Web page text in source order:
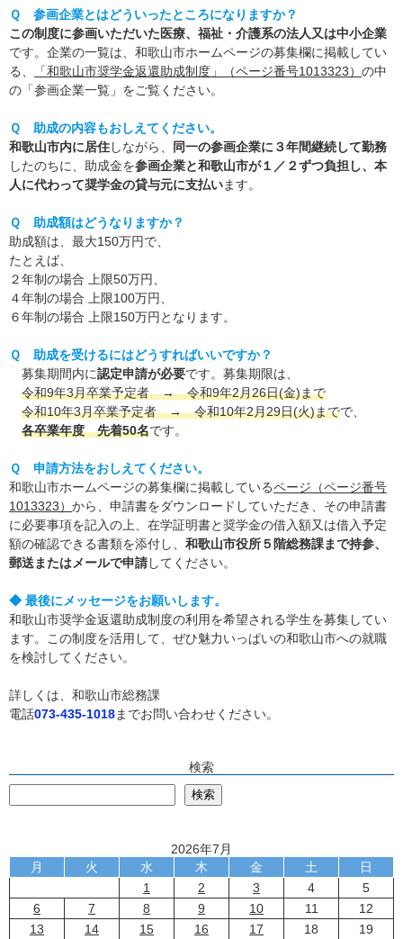
Ｑ 参画企業とはどういったところになりますか？
この制度に参画いただいた医療、福祉・介護系の法人又は中小企業
です。企業の一覧は、和歌山市ホームページの募集欄に掲載してい
る、
「和歌山市奨学金返還助成制度」（ページ番号1013323） の中
の「参画企業一覧」をご覧ください。
Ｑ 助成の内容もおしえてください。
和歌山市内に居住しながら、
同一の参画企業に３年間継続して勤務
したのちに、助成金を参画企業と和歌山市が１／２ずつ負担し、本
人に代わって奨学金の貸与元に支払います。
Ｑ 助成額はどうなりますか？
助成額は、最大150万円で、
たとえば、
２年制の場合 上限50万円、
４年制の場合 上限100万円、
６年制の場合 上限150万円となります。
Ｑ 助成を受けるにはどうすればいいですか？
募集期間内に認定申請が必要です。募集期限は、
令和9年3月卒業予定者 → 令和9年2月26日(金)まで
令和10年3月卒業予定者 → 令和10年2月29日(火)までで、
各卒業年度 先着50名です。
Ｑ 申請方法をおしえてください。
和歌山市ホームページの募集欄に掲載しているページ（ページ番号
1013323） から、申請書をダウンロードしていただき、その申請書
に必要事項を記入の上、在学証明書と奨学金の借入額又は借入予定
額の確認できる書類を添付し、 和歌山市役所５階総務課まで持参、
郵送またはメールで申請してください。
◆ 最後にメッセージをお願いします。
和歌山市奨学金返還助成制度の利用を希望される学生を募集してい
ます。この制度を活用して、ぜひ魅力いっぱいの和歌山市への就職
を検討してください。
詳しくは、和歌山市総務課
電話073-435-1018までお問い合わせください。
検索
検索
2026年7月
月
火 水 木 金 土
日
1
2 3 4
5
6
7 8 9 10 11
12
13
14 15 16 17 18
19